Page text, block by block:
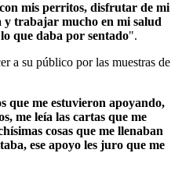
mis perritos, disfrutar de mi
trabajar mucho en mi salud
que daba por sentado".
a su público por las muestras de
que me estuvieron apoyando,
me leía las cartas que me
cosas que me llenaban
ese apoyo les juro que me